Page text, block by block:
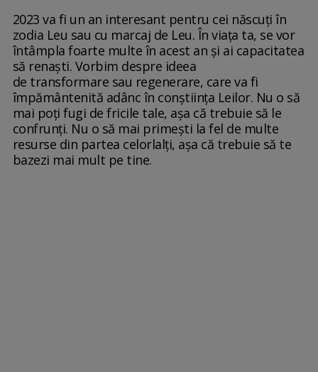
2023 va fi un an interesant pentru cei născuți în
zodia Leu sau cu marcaj de Leu. În viața ta, se vor
întâmpla foarte multe în acest an și ai capacitatea
să renaști. Vorbim despre ideea
de transformare sau regenerare, care va fi
împământenită adânc în conștiința Leilor. Nu o să
mai poți fugi de fricile tale, așa că trebuie să le
confrunți. Nu o să mai primești la fel de multe
resurse din partea celorlalți, așa că trebuie să te
bazezi mai mult pe tine.